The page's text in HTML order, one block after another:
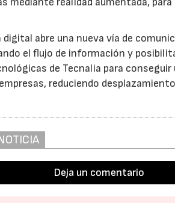
abre una nueva vía de
el flujo de información y
de Tecnalia para
reduciendo
Deja un comentario